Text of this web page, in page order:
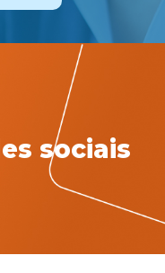
sociais